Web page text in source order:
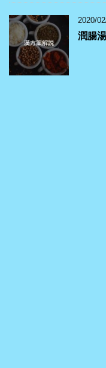
2020/
潤腸